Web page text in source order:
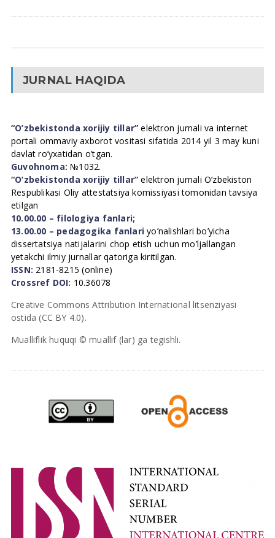
JURNAL HAQIDA
“O’zbekistonda xorijiy tillar” elektron jurnali va internet
portali ommaviy axborot vositasi sifatida 2014 yil 3 may kuni
davlat ro’yxatidan o’tgan.
Guvohnoma: №1032.
“O’zbekistonda xorijiy tillar” elektron jurnali O’zbekiston
Respublikasi Oliy attestatsiya komissiyasi tomonidan tavsiya
etilgan
10.00.00 – filologiya fanlari;
13.00.00 – pedagogika fanlari yo’nalishlari bo’yicha
dissertatsiya natijalarini chop etish uchun mo’ljallangan
yetakchi ilmiy jurnallar qatoriga kiritilgan.
ISSN: 2181-8215 (online)
Crossref DOI: 10.36078
Creative Commons Attribution International litsenziyasi
ostida (CC BY 4.0).
Mualliflik huquqi © muallif (lar) ga tegishli.